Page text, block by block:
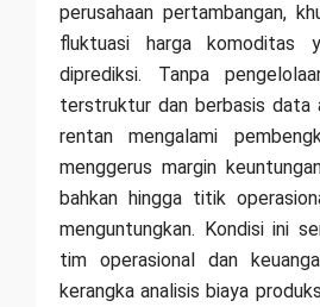
perusahaan pertambangan,
fluktuasi harga komoditas
diprediksi. Tanpa
terstruktur dan berbasis data
rentan mengalami
menggerus margin
bahkan hingga titik
menguntungkan. Kondisi ini
tim operasional dan
kerangka analisis biaya